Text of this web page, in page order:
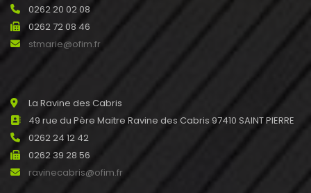
0262 20 02 08
0262 72 08 46
stmarie@ofim.fr
La Ravine des Cabris
49 rue du Père Maitre Ravine des Cabris 97410 SAINT PIERRE
0262 24 12 42
0262 39 28 56
ravinecabris@ofim.fr